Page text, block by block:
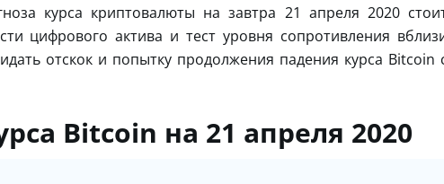
курса криптовалюты на завтра 21 апреля 2020
цифрового актива и тест уровня сопротивления
отскок и попытку продолжения падения курса Bitcoin
Bitcoin на 21 апреля 2020